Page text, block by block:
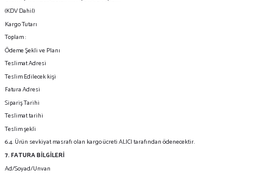
(KDV Dahil)
Kargo Tutarı
Toplam :
Ödeme Şekli ve Planı
Teslimat Adresi
Teslim Edilecek kişi
Fatura Adresi
Sipariş Tarihi
Teslimat tarihi
Teslim şekli
6.4. Ürün sevkiyat masrafı olan kargo ücreti ALICI tarafından ödenecektir.
7. FATURA BİLGİLERİ
Ad/Soyad/Unvan